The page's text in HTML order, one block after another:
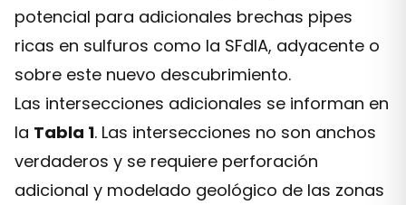
potencial para adicionales brechas pipes
ricas en sulfuros como la SFdlA, adyacente o
sobre este nuevo descubrimiento.
Las intersecciones adicionales se informan en
la Tabla 1. Las intersecciones no son anchos
verdaderos y se requiere perforación
adicional y modelado geológico de las zonas